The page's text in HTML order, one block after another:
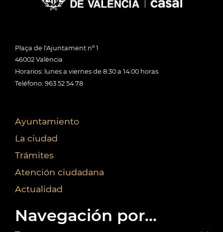
Plaça de l'Ajuntament nº 1
46002 València
Horarios: lunes a viernes de 8:30 a 14:00 horas
Teléfono: 963 52 54 78
Ayuntamiento
La ciudad
Trámites
Atención ciudadana
Actualidad
Navegación por...